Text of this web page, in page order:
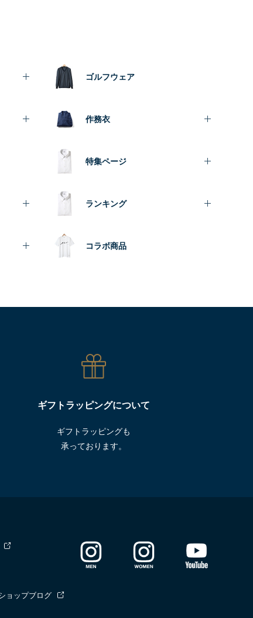
ゴルフウェア
作務衣
特集ページ
ランキング
コラボ商品
ギフトラッピングについて
ギフトラッピングも
承っております。
ョップブログ